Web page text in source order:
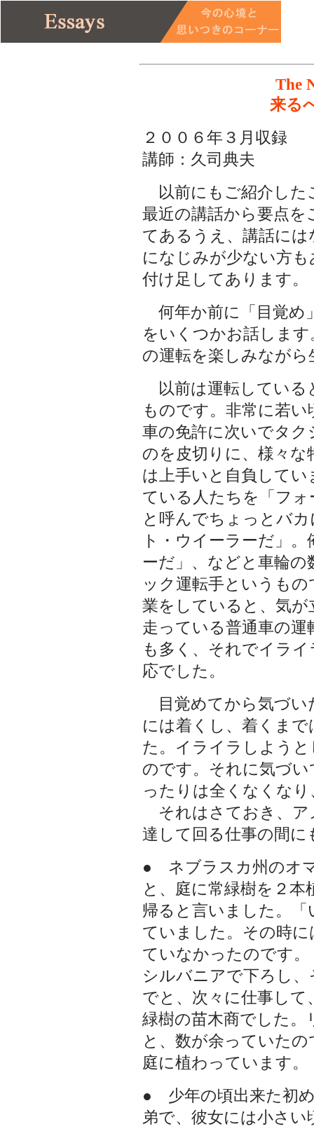
The
来る
２００６年３月収録
講師：久司典夫
以前にもご紹介した
最近の講話から要点を
てあるうえ、講話に
になじみが少ない方
付け足してあります。
何年か前に「目覚め
をいくつかお話しま
の運転を楽しみなが
以前は運転している
ものです。非常に若
車の免許に次いでタ
のを皮切りに、様々な
は上手いと自負して
ている人たちを「フ
と呼んでちょっとバ
ト・ウイーラーだ」
ーだ」、などと車輪
ック運転手というも
業をしていると、気
走っている普通車の
も多く、それでイラ
応でした。
目覚めてから気づい
には着くし、着くま
た。イライラしよう
のです。それに気づ
ったりは全くなくな
それはさておき、ア
達して回る仕事の間
● ネブラスカ州のオ
と、庭に常緑樹を２
帰ると言いました。
ていました。その時
ていなかったのです
シルバニアで下ろし
でと、次々に仕事し
緑樹の苗木商でした
と、数が余っていた
庭に植わっています。
● 少年の頃出来た初
弟で、彼女には小さ